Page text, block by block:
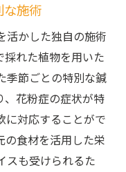
症への専門的ア
知ろう
ローチ
アの魅力
灸の技術
アを
施術
活かした独自の施術
れた植物を用いた
季節ごとの特別な鍼
、花粉症の症状が特
に対応することがで
の食材を活用した栄
スも受けられるた